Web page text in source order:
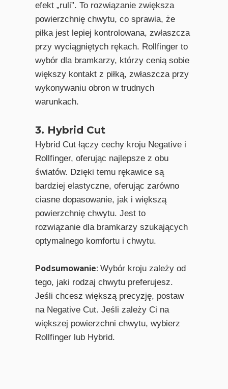
efekt „ruli”. To rozwiązanie zwiększa
powierzchnię chwytu, co sprawia, że
piłka jest lepiej kontrolowana, zwłaszcza
przy wyciągniętych rękach. Rollfinger to
wybór dla bramkarzy, którzy cenią sobie
większy kontakt z piłką, zwłaszcza przy
wykonywaniu obron w trudnych
warunkach.
3. Hybrid Cut
Hybrid Cut łączy cechy kroju Negative i
Rollfinger, oferując najlepsze z obu
światów. Dzięki temu rękawice są
bardziej elastyczne, oferując zarówno
ciasne dopasowanie, jak i większą
powierzchnię chwytu. Jest to
rozwiązanie dla bramkarzy szukających
optymalnego komfortu i chwytu.
Podsumowanie: Wybór kroju zależy od
tego, jaki rodzaj chwytu preferujesz.
Jeśli chcesz większą precyzję, postaw
na Negative Cut. Jeśli zależy Ci na
większej powierzchni chwytu, wybierz
Rollfinger lub Hybrid.